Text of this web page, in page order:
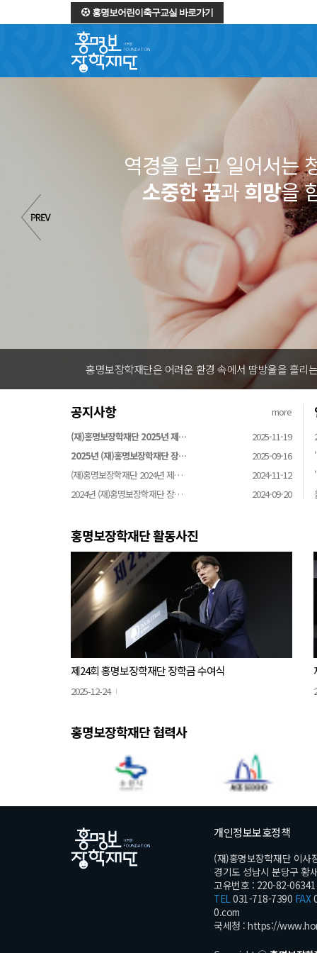
홍명보어린이축구교실 바로가기
역경을 딛고 일어서는
소중한 꿈과희망을
홍명보장학재단은 어려운 환경 속에서 땀방울을 흘
공지사항
more
(재)홍명보장학재단 2025년 제…
2025-11-19
2025년 (재)홍명보장학재단 장…
2025-09-16
(재)홍명보장학재단 2024년 제…
2024-11-12
2024년 (재)홍명보장학재단 장…
2024-09-20
홍명보장학재단 활동사진
제24회 홍명보장학재단 장학금 수여식
2025-12-24
홍명보장학재단 협력사
개인정보보호정책
(재)홍명보장학재단 이사
경기도 성남시 분당구 황
고유번호 : 220-82-06341
TEL031-718-7390 FAX
0.com
국세청 : https://